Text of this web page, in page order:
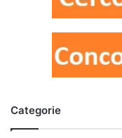
Categorie